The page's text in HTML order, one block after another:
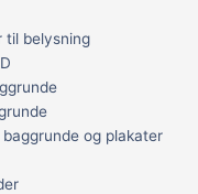
til belysning
baggrunde og plakater